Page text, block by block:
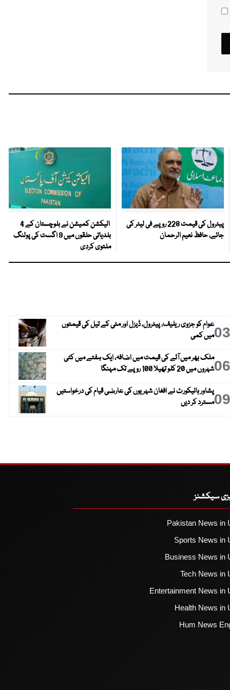
پیٹرول کی قیمت 228 روپے فی لیٹر کی
جائے، حافظ نعیم الرحمان
الیکشن کمیشن نے بلوچستان کے 4
بلدیاتی حلقوں میں 9 اگست کی پولنگ
ملتوی کردی
03عوام کو جزوی ریلیف، پیٹرول، ڈیزل اور مٹی کے تیل کی قیمتوں
میں کمی
06ملک بھر میں آٹے کی قیمت میں اضافہ، ایک ہفتے میں کئی
شہروں میں 20 کلو تھیلا 100 روپے تک مہنگا
09پشاور ہائیکورٹ نے افغان شہریوں کی عارضی قیام کی درخواستیں
مسترد کر دیں
سیکشنز
Pakistan News in
Sports News in
Business News in
Tech News in
Entertainment News in
Health News in
Hum News